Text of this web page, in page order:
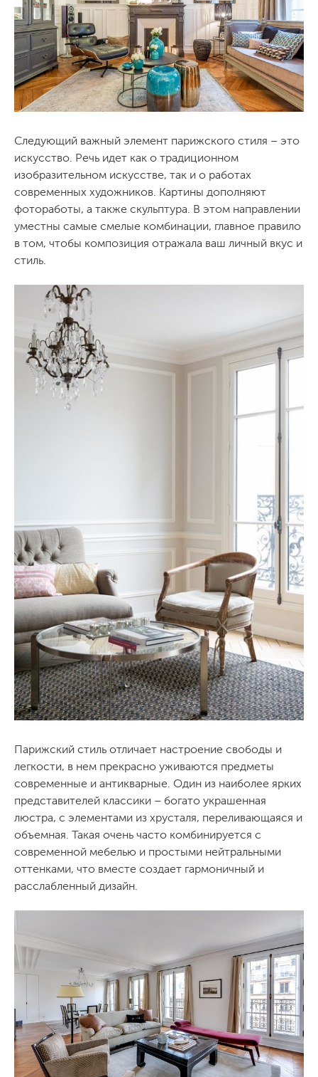
Следующий важный элемент парижского стиля – это
искусство. Речь идет как о традиционном
изобразительном искусстве, так и о работах
современных художников. Картины дополняют
фотоработы, а также скульптура. В этом направлении
уместны самые смелые комбинации, главное правило
в том, чтобы композиция отражала ваш личный вкус и
стиль.
Парижский стиль отличает настроение свободы и
легкости, в нем прекрасно уживаются предметы
современные и антикварные. Один из наиболее ярких
представителей классики – богато украшенная
люстра, с элементами из хрусталя, переливающаяся и
объемная. Такая очень часто комбинируется с
современной мебелью и простыми нейтральными
оттенками, что вместе создает гармоничный и
расслабленный дизайн.